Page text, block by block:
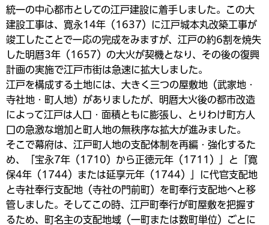
統一の中心都市としての江戸建設に着手しました。この大
建設工事は、寛永14年（1637）に江戸城本丸改築工事が
竣工したことで一応の完成をみますが、江戸の約6割を焼失
した明暦3年（1657）の大火が契機となり、その後の復興
計画の実施で江戸市街は急速に拡大しました。
江戸を構成する土地には、大きく三つの屋敷地（武家地・
寺社地・町人地）がありましたが、明暦大火後の都市改造
によって江戸は人口・面積ともに膨張し、とりわけ町方人
口の急激な増加と町人地の無秩序な拡大が進みました。
そこで幕府は、江戸町人地の支配体制を再編・強化するた
め、「宝永7年（1710）から正徳元年（1711）」と「寛
保4年（1744）または延享元年（1744）」に代官支配地
と寺社奉行支配地（寺社の門前町）を町奉行支配地へと移
管しました。そしてこの時、江戸町奉行が町屋敷を把握す
るため、町名主の支配地域（一町または数町単位）ごとに